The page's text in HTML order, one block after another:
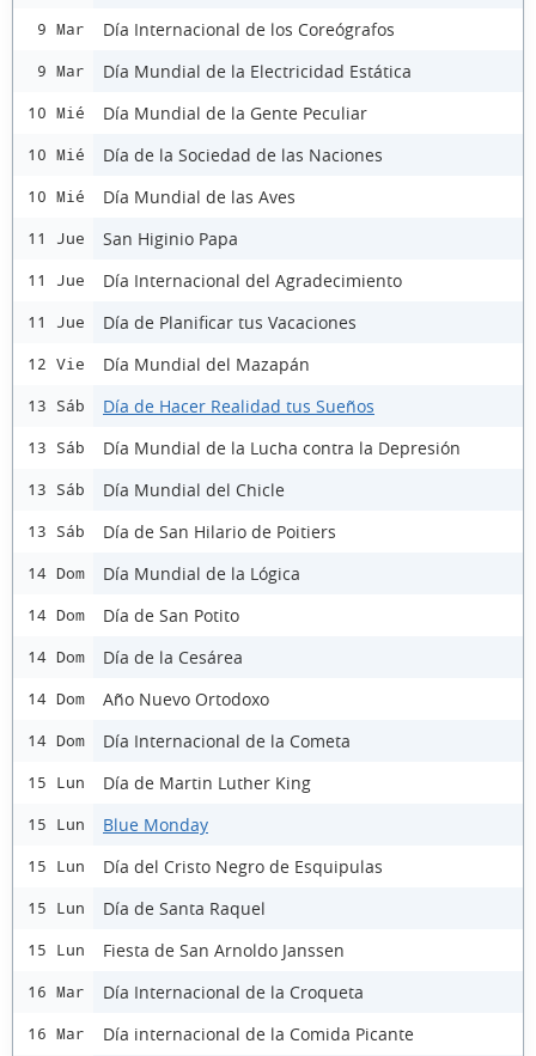
9 Mar Día Internacional de los Coreógrafos
9 Mar Día Mundial de la Electricidad Estática
10 Mié Día Mundial de la Gente Peculiar
10 Mié Día de la Sociedad de las Naciones
10 Mié Día Mundial de las Aves
11 Jue San Higinio Papa
11 Jue Día Internacional del Agradecimiento
11 Jue Día de Planificar tus Vacaciones
12 Vie Día Mundial del Mazapán
13 Sáb Día de Hacer Realidad tus Sueños
13 Sáb Día Mundial de la Lucha contra la Depresión
13 Sáb Día Mundial del Chicle
13 Sáb Día de San Hilario de Poitiers
14 Dom Día Mundial de la Lógica
14 Dom Día de San Potito
14 Dom Día de la Cesárea
14 Dom Año Nuevo Ortodoxo
14 Dom Día Internacional de la Cometa
15 Lun Día de Martin Luther King
15 Lun Blue Monday
15 Lun Día del Cristo Negro de Esquipulas
15 Lun Día de Santa Raquel
15 Lun Fiesta de San Arnoldo Janssen
16 Mar Día Internacional de la Croqueta
16 Mar Día internacional de la Comida Picante